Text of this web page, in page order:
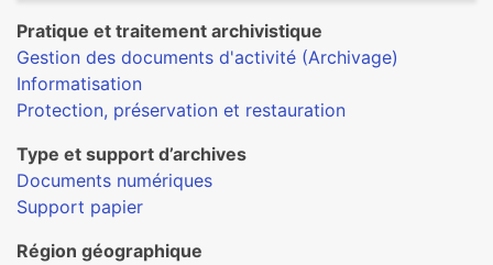
Pratique et traitement archivistique
Gestion des documents d'activité (Archivage)
Informatisation
Protection, préservation et restauration
Type et support d’archives
Documents numériques
Support papier
Région géographique